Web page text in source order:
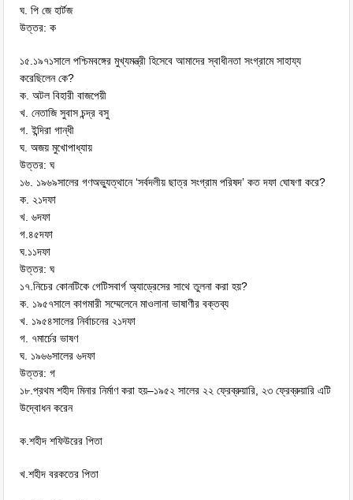
ঘ. পি জে হার্টজ
উত্তর: ক
১৫.১৯৭১সালে পশ্চিমবঙ্গের মুখ্যমন্ত্রী হিসেবে আমাদের স্বাধীনতা সংগ্রামে সাহায্য
করেছিলেন কে?
ক. অটল বিহারী বাজপেয়ী
খ. নেতাজি সুবাস চন্দ্র বসু
গ. ইন্দিরা গান্ধী
ঘ. অজয় মুখোপাধ্যায়
উত্তর: ঘ
১৬. ১৯৬৯সালের গণঅভ্যুত্থানে ‘সর্বদলীয় ছাত্র সংগ্রাম পরিষদ’ কত দফা ঘোষণা করে?
ক. ২১দফা
খ. ৬দফা
গ.৪৫দফা
ঘ.১১দফা
উত্তর: ঘ
১৭.নিচের কোনটিকে গেটিসবার্গ অ্যাড্রেসের সাথে তুলনা করা হয়?
ক. ১৯৫৭সালে কাগমারী সম্মেলেনে মাওলানা ভাষাণীর বক্তব্য
খ. ১৯৫৪সালের নির্বাচনের ২১দফা
গ. ৭মার্চের ভাষণ
ঘ. ১৯৬৬সালের ৬দফা
উত্তর: গ
১৮.প্রথম শহীদ মিনার নির্মাণ করা হয়–১৯৫২ সালের ২২ ফ্রেব্রুয়ারি, ২৩ ফ্রেব্রুয়ারি এটি
উদ্বোধন করেন
ক.শহীদ শফিউরের পিতা
খ.শহীদ বরকতের পিতা